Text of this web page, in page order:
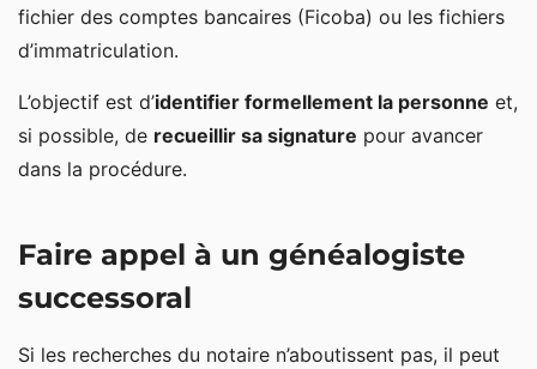
fichier des comptes bancaires (Ficoba) ou les fichiers
d’immatriculation.
L’objectif est d’identifier formellement la personne et,
si possible, de recueillir sa signature pour avancer
dans la procédure.
Faire appel à un généalogiste
successoral
Si les recherches du notaire n’aboutissent pas, il peut